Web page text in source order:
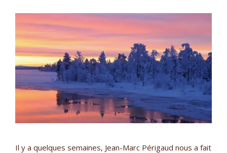
Il y a quelques semaines, Jean-Marc Périgaud nous a fait